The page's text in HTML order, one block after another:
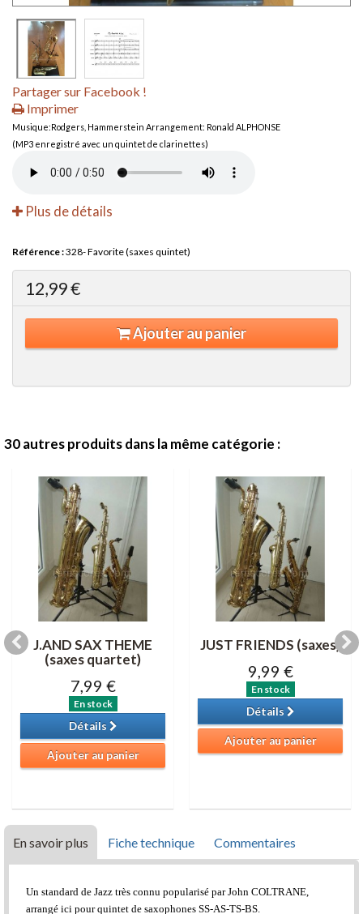
Partager sur Facebook !
Imprimer
Musique:Rodgers, Hammerstein Arrangement: Ronald ALPHONSE
(MP3 enregistré avec un quintet de clarinettes)
Plus de détails
Référence :328- Favorite (saxes quintet)
12,99 €
Ajouter au panier
30 autres produits dans la même catégorie :
J.AND SAX THEME
(saxes quartet)
7,99 €
En stock
Détails
Ajouter au panier
JUST FRIENDS (saxes)
9,99 €
En stock
Détails
Ajouter au panier
En savoir plus Fiche technique Commentaires
Un standard de Jazz très connu popularisé par John COLTRANE,
arrangé ici pour quintet de saxophones SS-AS-TS-BS.